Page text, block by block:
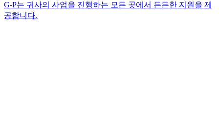
G-P는 귀사의 사업을 진행하는 모든 곳에서 든든한 지원을 제
공합니다.​​